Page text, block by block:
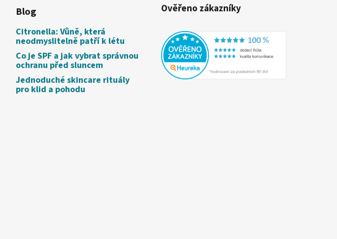
Blog
Citronella: Vůně, která
neodmyslitelně patří k létu
Co je SPF a jak vybrat správnou
ochranu před sluncem
Jednoduché skincare rituály
pro klid a pohodu
Ověřeno zákazníky